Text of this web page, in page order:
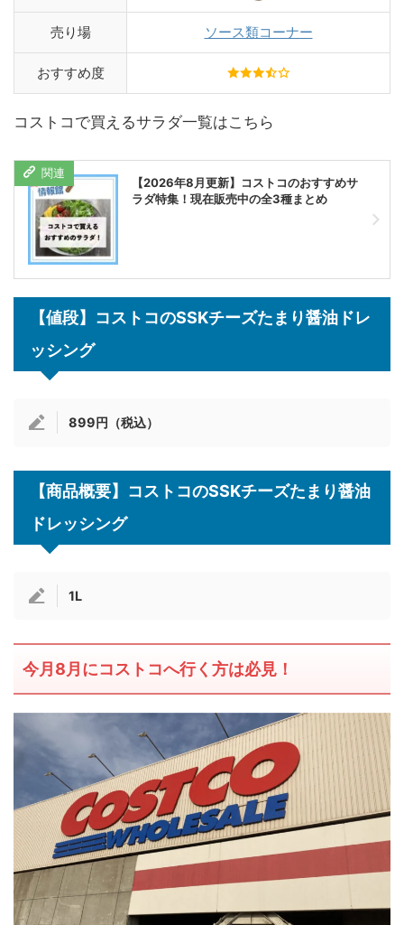
売り場 ソース類コーナー
おすすめ度
コストコで買えるサラダ一覧はこちら
【2026年8月更新】コストコのおすすめサ
ラダ特集！現在販売中の全3種まとめ
【値段】コストコのSSKチーズたまり醤油ドレ
ッシング
899円（税込）
【商品概要】コストコのSSKチーズたまり醤油
ドレッシング
1L
今月8月にコストコへ行く方は必見！